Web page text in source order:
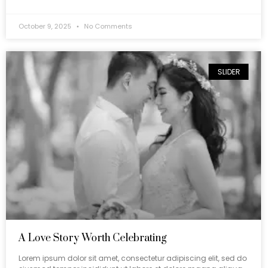
October 9, 2025 No Comments
SLIDER
A Love Story Worth Celebrating
Lorem ipsum dolor sit amet, consectetur adipiscing elit, sed do